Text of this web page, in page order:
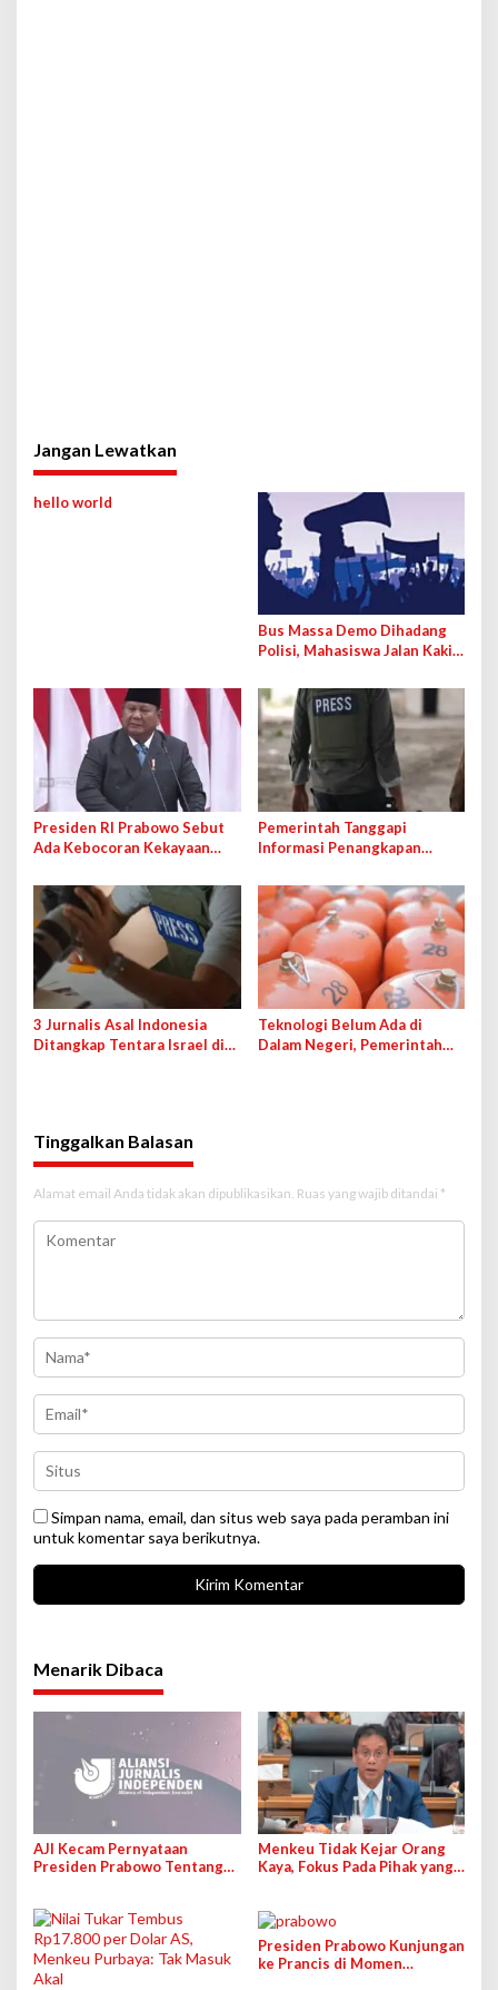
Jangan Lewatkan
hello world
Bus Massa Demo Dihadang
Polisi, Mahasiswa Jalan Kaki
Presiden RI Prabowo Sebut
Ada Kebocoran Kekayaan
Terakhir
Pemerintah Tanggapi
Informasi Penangkapan
Israel
3 Jurnalis Asal Indonesia
Ditangkap Tentara Israel di
Teknologi Belum Ada di
Dalam Negeri, Pemerintah
Tinggalkan Balasan
Alamat email Anda tidak akan dipublikasikan. Ruas yang wajib ditandai *
Simpan nama, email, dan situs web saya pada peramban ini
untuk komentar saya berikutnya.
Menarik Dibaca
AJI Kecam Pernyataan
Presiden Prabowo Tentang
Menkeu Tidak Kejar Orang
Kaya, Fokus Pada Pihak yang
Presiden Prabowo Kunjungan
ke Prancis di Momen